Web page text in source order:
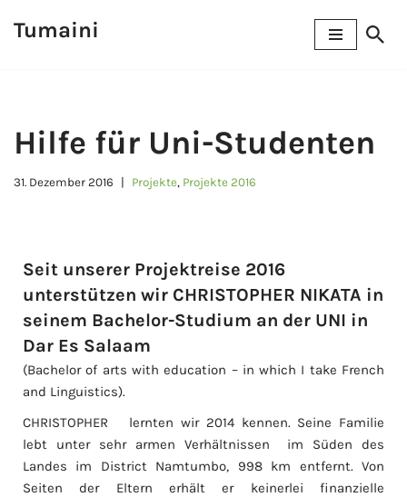
Tumaini
Hilfe für Uni-Studenten
31. Dezember 2016 Projekte, Projekte 2016
Seit unserer Projektreise 2016
unterstützen wir CHRISTOPHER NIKATA in
seinem Bachelor-Studium an der UNI in
Dar Es Salaam
(Bachelor of arts with education – in which I take French
and Linguistics).
CHRISTOPHER lernten wir 2014 kennen. Seine Familie
lebt unter sehr armen Verhältnissen im Süden des
Landes im District Namtumbo, 998 km entfernt. Von
Seiten der Eltern erhält er keinerlei finanzielle